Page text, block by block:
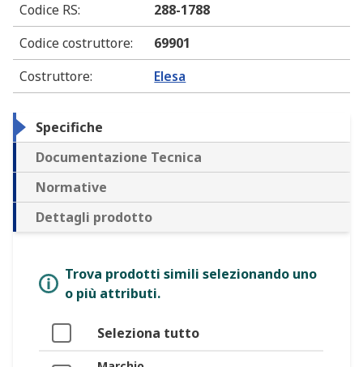
Codice RS:
288-1788
Codice costruttore:
69901
Costruttore: Elesa
Specifiche
Documentazione Tecnica
Normative
Dettagli prodotto
Trova prodotti simili selezionando uno
o più attributi.
Seleziona tutto